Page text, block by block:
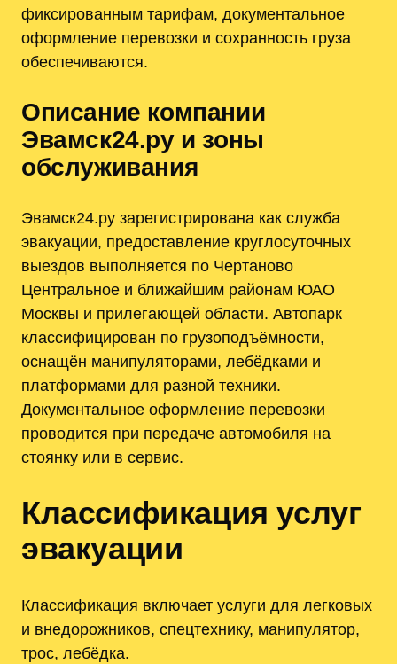
фиксированным тарифам, документальное
оформление перевозки и сохранность груза
обеспечиваются.
Описание компании
Эвамск24.ру и зоны
обслуживания
Эвамск24.ру зарегистрирована как служба
эвакуации, предоставление круглосуточных
выездов выполняется по Чертаново
Центральное и ближайшим районам ЮАО
Москвы и прилегающей области. Автопарк
классифицирован по грузоподъёмности,
оснащён манипуляторами, лебёдками и
платформами для разной техники.
Документальное оформление перевозки
проводится при передаче автомобиля на
стоянку или в сервис.
Классификация услуг
эвакуации
Классификация включает услуги для легковых
и внедорожников, спецтехнику, манипулятор,
трос, лебёдка.